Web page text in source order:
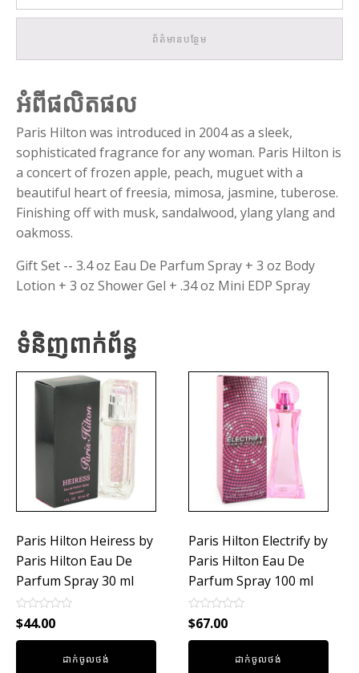
ព័ត៌មានបន្ថែម
អំពីផលិតផល
Paris Hilton was introduced in 2004 as a sleek,
sophisticated fragrance for any woman. Paris Hilton is
a concert of frozen apple, peach, muguet with a
beautiful heart of freesia, mimosa, jasmine, tuberose.
Finishing off with musk, sandalwood, ylang ylang and
oakmoss.
Gift Set -- 3.4 oz Eau De Parfum Spray + 3 oz Body
Lotion + 3 oz Shower Gel + .34 oz Mini EDP Spray
ទំនិញពាក់ព័ន្ធ
Paris Hilton Heiress by
Paris Hilton Eau De
Parfum Spray 30 ml
Rated
0
out
$44.00
ដាក់ចូលថង់
Paris Hilton Electrify by
Paris Hilton Eau De
Parfum Spray 100 ml
Rated
0
out
$67.00
ដាក់ចូលថង់